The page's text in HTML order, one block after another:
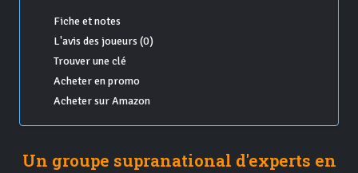
Fiche et notes
L'avis des joueurs (0)
Trouver une clé
Acheter en promo
Acheter sur Amazon
Un groupe supranational d'experts en